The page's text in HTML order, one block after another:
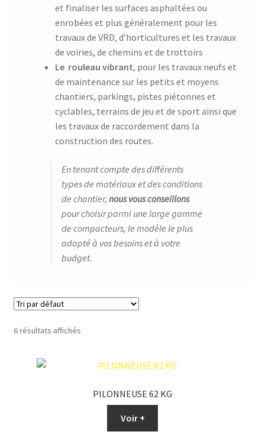
et finaliser les surfaces asphaltées ou
enrobées et plus généralement pour les
travaux de VRD, d’horticultures et les travaux
de voiries, de chemins et de trottoirs
Le rouleau vibrant, pour les travaux neufs et
de maintenance sur les petits et moyens
chantiers, parkings, pistes piétonnes et
cyclables, terrains de jeu et de sport ainsi que
les travaux de raccordement dans la
construction des routes.
En tenant compte des différents
types de matériaux et des conditions
de chantier,nous vous conseillons
pour choisir parmi une large gamme
de compacteurs, le modèle le plus
adapté à vos besoins et à votre
budget.
6 résultats affichés
PILONNEUSE 62 KG
Voir +